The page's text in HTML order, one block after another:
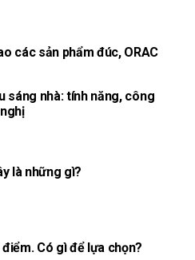
các sản phẩm đúc, ORAC
sáng nhà: tính năng, công
là những gì?
Có gì để lựa chọn?